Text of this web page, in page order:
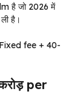
है जो 2026 में
है।
Fixed fee + 40-
per